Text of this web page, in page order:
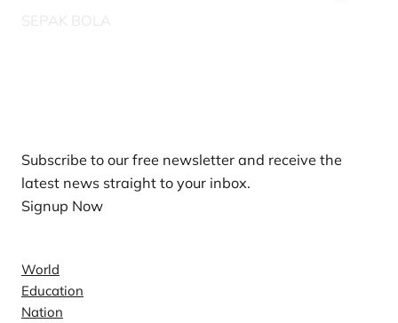
SEPAK BOLA
Subscribe to our free newsletter and receive the
latest news straight to your inbox.
Signup Now
World
Education
Nation